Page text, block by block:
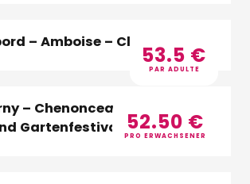
– Amboise – Clos Lucé_D
53.5 €
PAR ADULTE
– Chenonceau – Chaumont
Gartenfestival) 2026 – DE
52.50 €
PRO ERWACHSENER